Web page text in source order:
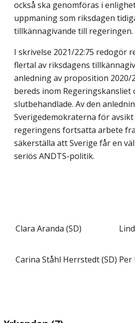
också ska genomföras i
uppmaning som riksdagen
tillkännagivande till regeringen.
I skrivelse 2021/22:75 redogör
flertal av riksdagens
anledning av proposition 2020/
bereds inom Regerings­kansliet
slutbehandlade. Av den
Sverigedemokra­terna för
regeringens fortsatta arbete
säkerställa att Sverige får en
seriös ANDTS-politik.
Clara Aranda (SD)
Carina Ståhl Herrstedt (SD) Per